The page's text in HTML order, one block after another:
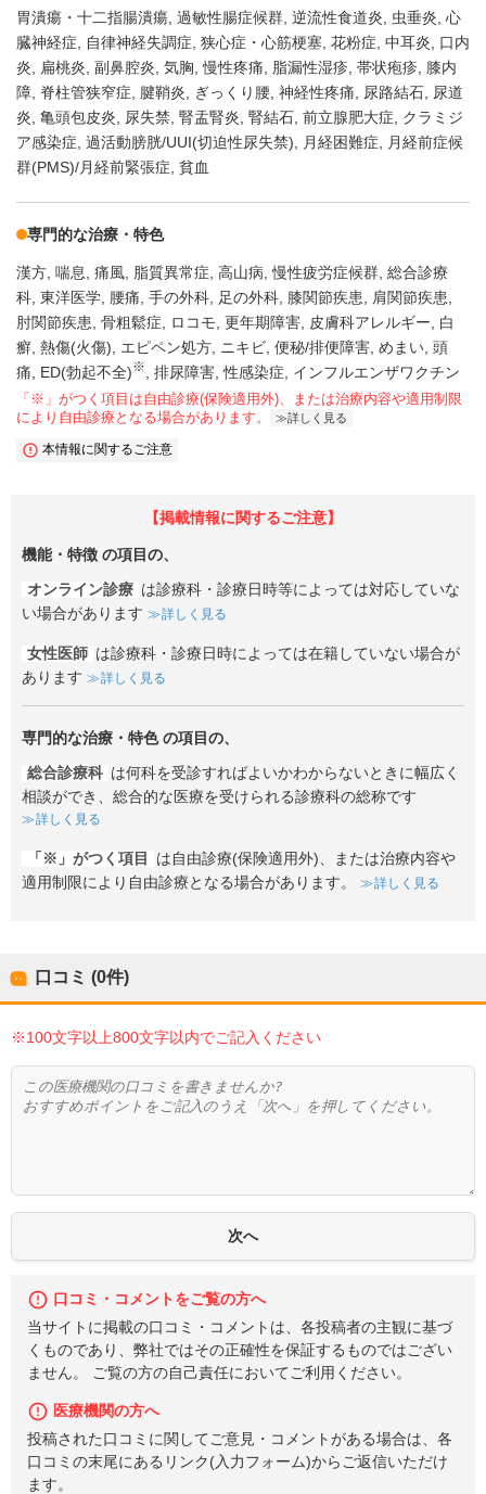
胃潰瘍・十二指腸潰瘍 過敏性腸症候群 逆流性食道炎 虫垂炎 心
臓神経症
自律神経失調症 狭心症・心筋梗塞 花粉症 中耳炎
口内
炎
扁桃炎 副鼻腔炎 気胸 慢性疼痛 脂漏性湿疹 帯状疱疹 膝内
障 脊柱管狭窄症 腱鞘炎 ぎっくり腰 神経性疼痛 尿路結石
尿道
炎 亀頭包皮炎 尿失禁 腎盂腎炎 腎結石 前立腺肥大症
クラミジ
ア感染症 過活動膀胱/UUI(切迫性尿失禁) 月経困難症
月経前症候
群(PMS)/月経前緊張症 貧血
専門的な治療・特色
漢方 喘息 痛風 脂質異常症 高山病 慢性疲労症候群 総合診療
科 東洋医学 腰痛 手の外科 足の外科 膝関節疾患
肩関節疾患
肘関節疾患 骨粗鬆症 ロコモ 更年期障害 皮膚科アレルギー
白
癬 熱傷(火傷) エピペン処方 ニキビ 便秘/排便障害 めまい 頭
痛
ED(勃起不全)※ 排尿障害 性感染症 インフルエンザワクチン
「※」がつく項目は自由診療(保険適用外)、または治療内容や適用制限
により自由診療となる場合があります。
詳しく見る
本情報に関するご注意
【掲載情報に関するご注意】
機能・特徴 の項目の、
オンライン診療 は診療科・診療日時等によっては対応していな
い場合があります
詳しく見る
女性医師 は診療科・診療日時によっては在籍していない場合が
あります
詳しく見る
専門的な治療・特色の項目の、
総合診療科 は何科を受診すればよいかわからないときに幅広く
相談ができ、総合的な医療を受けられる診療科の総称です
詳しく見る
「※」がつく項目
は自由診療(保険適用外)、または治療内容や
適用制限により自由診療となる場合があります。
詳しく見る
口コミ (0件)
※100文字以上800文字以内でご記入ください
口コミ・コメントをご覧の方へ
当サイトに掲載の口コミ・コメントは、各投稿者の主観に基づ
くものであり、弊社ではその正確性を保証するものではござい
ません。 ご覧の方の自己責任においてご利用ください。
医療機関の方へ
投稿された口コミに関してご意見・コメントがある場合は、各
口コミの末尾にあるリンク(入力フォーム)からご返信いただけ
ます。